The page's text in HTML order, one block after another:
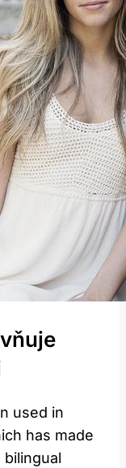
used in
has made
bilingual